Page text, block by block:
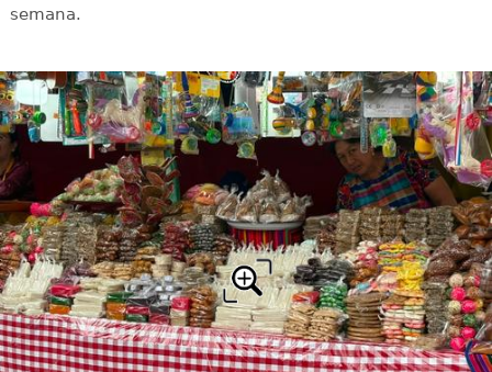
semana.